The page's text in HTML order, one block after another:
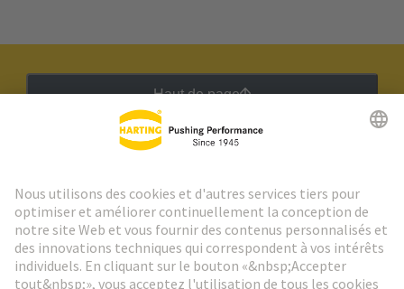
Haut de page
Aller à l'inscription